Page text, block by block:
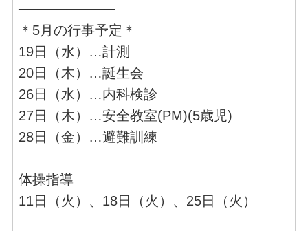
──────────
＊5月の行事予定＊
19日（水）…計測
20日（木）…誕生会
26日（水）…内科検診
27日（木）…安全教室(PM)(5歳児)
28日（金）…避難訓練
体操指導
11日（火）、18日（火）、25日（火）